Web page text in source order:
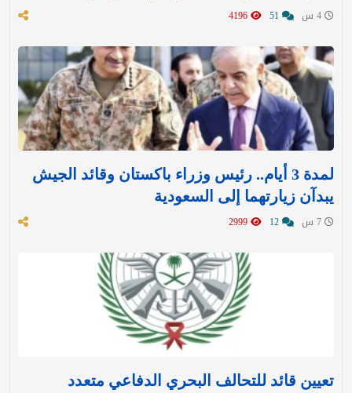
لمدة 3 أيام.. رئيس وزراء باكستان وقائد الجيش
يبدآن زيارتهما إلى السعودية
تعيين قائد للتحالف البحري الدفاعي متعدد